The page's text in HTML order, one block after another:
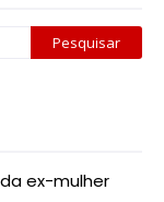
ex-mulher